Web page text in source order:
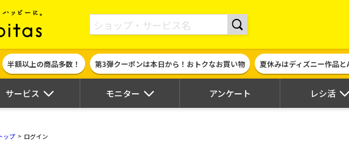
ポイント貯めて現金やギフト券に交換できるポイントサイト | ハピタス
半額以上の商品多数！ 第3弾クーポンは本日から！おトクなお買い物 夏休みはディズニー作品と
サービス モニター アンケート レシ活
ップ ログイン